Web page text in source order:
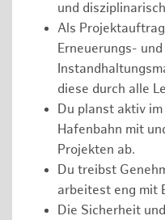
und
Als
Erneuerungs- und
diese durch alle
Du planst aktiv
Hafenbahn mit
Projekten ab.
Du treibst
arbeitest eng mit
Die Sicherheit